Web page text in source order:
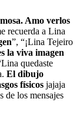
Amo verlos
recuerda a Lina
”, “¡Lina Tejeiro
la viva imagen
quedaste
El dibujo
físicos jajaja
de los mensajes